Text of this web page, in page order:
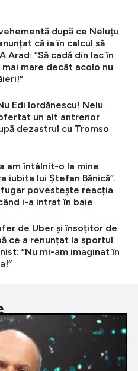
după ce Neluțu
că ia în calcul să
Arad: ”Să cadă din lac în
mai mare decât acolo nu
Edi Iordănescu! Nelu
un alt antrenor
dezastrul cu Tromso
am întâlnit-o la mine
iubita lui Ștefan Bănică”.
fugar povestește reacția
i-a intrat în baie
de Uber și însoțitor de
ce a renunțat la sportul
”Nu mi-am imaginat în